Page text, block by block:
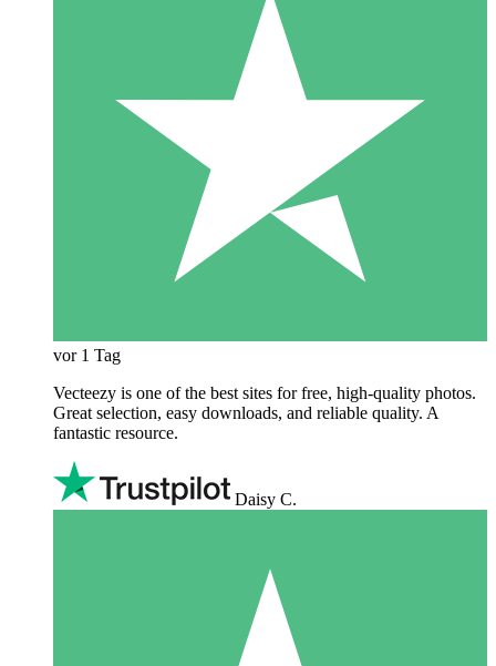
vor 1 Tag
Vecteezy is one of the best sites for free, high‑quality photos.
Great selection, easy downloads, and reliable quality. A
fantastic resource.
Daisy C.